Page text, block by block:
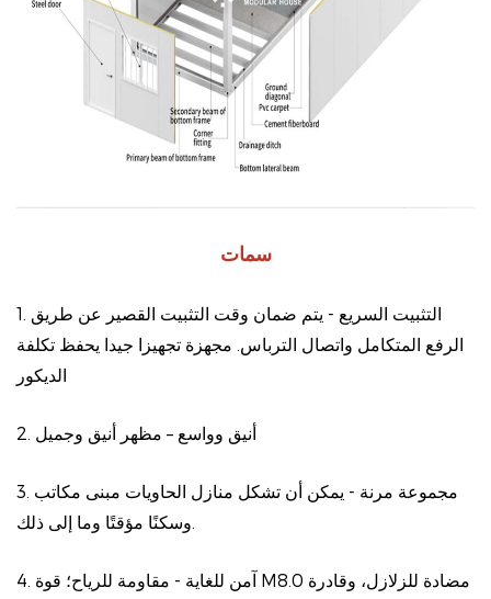
سمات
1. التثبيت السريع - يتم ضمان وقت التثبيت القصير عن طريق
الرفع المتكامل واتصال الترباس. مجهزة تجهيزا جيدا يحفظ تكلفة
الديكور
2. أنيق وواسع – مظهر أنيق وجميل
3. مجموعة مرنة - يمكن أن تشكل منازل الحاويات مبنى مكاتب
4. آمن للغاية - مقاومة للرياح؛ قوة M8.0 مضادة للزلازل، وقادرة